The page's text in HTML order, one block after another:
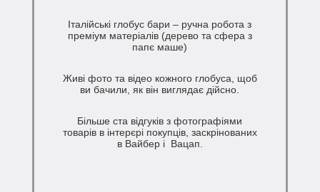
Італійські глобус бари – ручна робота з
преміум матеріалів (дерево та сфера з
папє маше)
Живі фото та відео кожного глобуса, щоб
ви бачили, як він виглядає дійсно.
Більше ста відгуків з фотографіями
товарів в інтерєрі покупців, заскрінованих
в Вайбер і Вацап.